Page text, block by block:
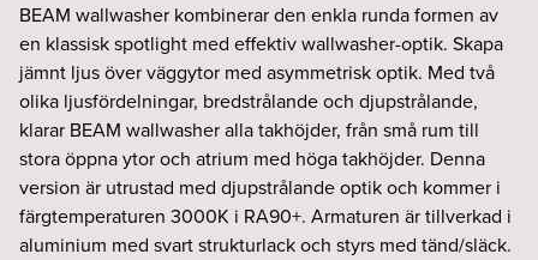
BEAM wallwasher kombinerar den enkla runda formen av
en klassisk spotlight med effektiv wallwasher-optik. Skapa
jämnt ljus över väggytor med asymmetrisk optik. Med två
olika ljusfördelningar, bredstrålande och djupstrålande,
klarar BEAM wallwasher alla takhöjder, från små rum till
stora öppna ytor och atrium med höga takhöjder. Denna
version är utrustad med djupstrålande optik och kommer i
färgtemperaturen 3000K i RA90+. Armaturen är tillverkad i
aluminium med svart strukturlack och styrs med tänd/släck.